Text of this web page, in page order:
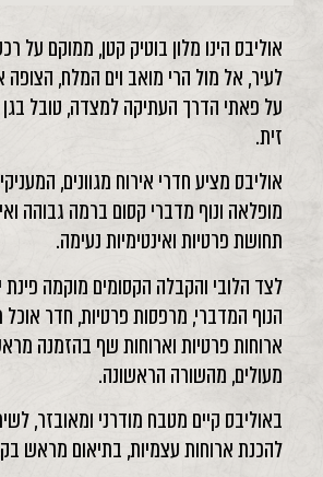
אוליבס הינו מלון בוטיק קטן, ממוקם על
לעיר, אל מול הרי מואב וים המלח, הצופה
על פאתי הדרך העתיקה למצדה, טובל בגן
זית.
אוליבס מציע חדרי אירוח מגוונים,
מופלאה ונוף מדברי קסום ברמה גבוהה
תחושת פרטיות ואינטימיות נעימה.
לצד הלובי והקבלה הקסומים מוקמה
הנוף המדברי, מרפסות פרטיות, חדר אוכל
ארוחות פרטיות וארוחות שף בהזמנה
מעולים, מהשורה הראשונה.
באוליבס קיים מטבח מודרני ומאובזר,
להכנת ארוחות עצמיות, בתיאום מראש